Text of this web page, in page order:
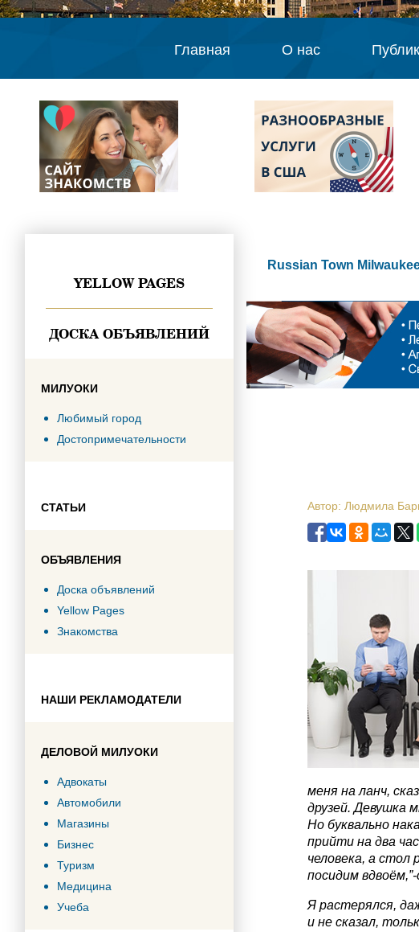
Главная О нас
YELLOW PAGES
ДОСКА ОБЪЯВЛЕНИЙ
МИЛУОКИ
Любимый город
Достопримечательности
СТАТЬИ
ОБЪЯВЛЕНИЯ
Доска объявлений
Yellow Pages
Знакомства
НАШИ РЕКЛАМОДАТЕЛИ
ДЕЛОВОЙ МИЛУОКИ
Адвокаты
Автомобили
Магазины
Бизнес
Туризм
Медицина
Учеба
Russian Town
Автор: Людмила
меня на ланч,
друзей. Девушка
Но буквально
прийти на два
человека, а стол
посидим
Я растерялся,
и не сказал,